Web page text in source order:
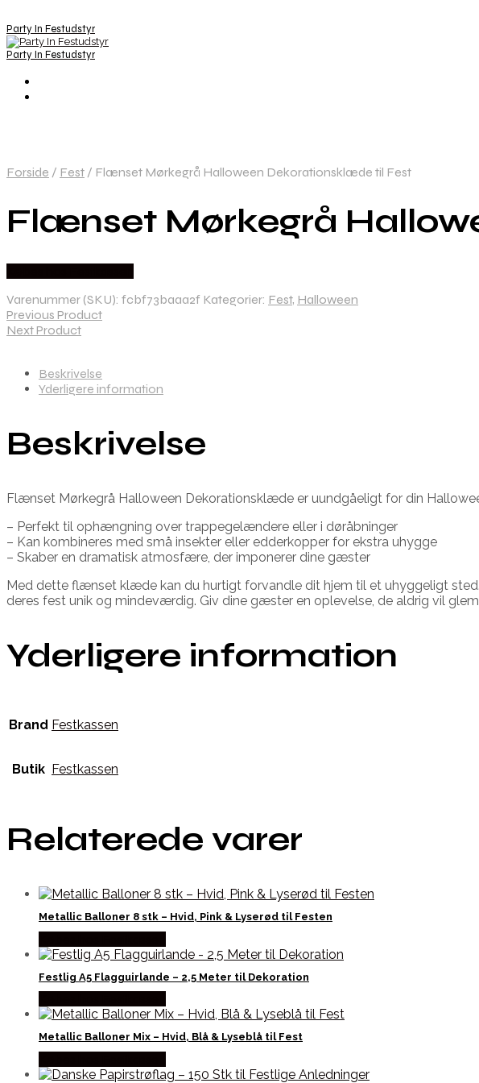
Party In Festudstyr
Party In Festudstyr
Forside / Fest / Flænset Mørkegrå Halloween Dekorationsklæde til Fest
Flænset Mørkegrå
Varenummer (SKU): fcbf73baaa2f Kategorier: Fest, Halloween
Previous Product
Next Product
Beskrivelse
Yderligere information
Beskrivelse
Flænset Mørkegrå Halloween Dekorationsklæde er uundgåeligt for din
– Perfekt til ophængning over trappegelændere eller i døråbninger
– Kan kombineres med små insekter eller edderkopper for ekstra uhygge
– Skaber en dramatisk atmosfære, der imponerer dine gæster
Med dette flænset klæde kan du hurtigt forvandle dit hjem til et uhyggeligt
deres fest unik og mindeværdig. Giv dine gæster en oplevelse, de aldrig vil
Yderligere information
Brand Festkassen
Butik Festkassen
Relaterede varer
Metallic Balloner 8 stk – Hvid, Pink & Lyserød til Festen
Festlig A5 Flagguirlande – 2,5 Meter til Dekoration
Metallic Balloner Mix – Hvid, Blå & Lyseblå til Fest